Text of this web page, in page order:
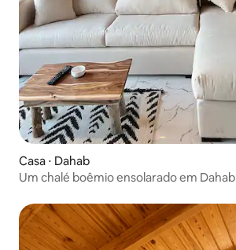
Casa ⋅ Dahab
Um chalé boêmio ensolarado em Dahab